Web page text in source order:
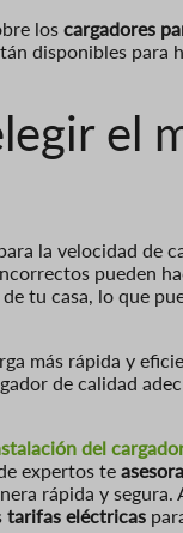
los cargadores
disponibles para
el
la velocidad de
pueden
tu casa, lo que
más rápida y
de calidad
del
expertos te asesora
rápida y
tarifas eléctricas